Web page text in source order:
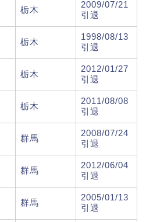
栃木
2009/07/21
引退
栃木
1998/08/13
引退
栃木
2012/01/27
引退
栃木
2011/08/08
引退
群馬
2008/07/24
引退
群馬
2012/06/04
引退
群馬
2005/01/13
引退